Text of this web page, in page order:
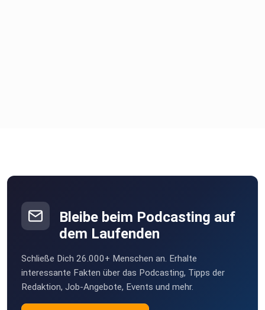
Bleibe beim Podcasting auf
dem Laufenden
Schließe Dich 26.000+ Menschen an. Erhalte
interessante Fakten über das Podcasting, Tipps der
Redaktion, Job-Angebote, Events und mehr.